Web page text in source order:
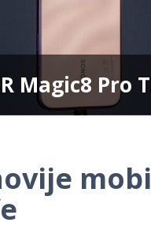
Magic8 Pro